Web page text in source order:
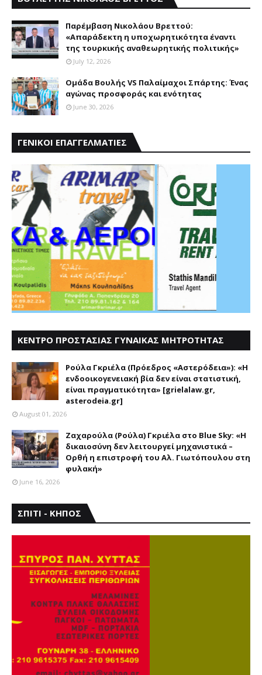
Παρέμβαση Nικολάου Bρεττού:
«Aπαράδεκτη η υποχωρητικότητα έναντι
της τουρκικής αναθεωρητικής πολιτικής»
July 12, 2026
Ομάδα Βουλής VS Παλαίμαχοι Σπάρτης: Ένας
αγώνας προσφοράς και ενότητας
June 30, 2026
ΓΕΝΙΚΟΙ ΕΠΑΓΓΕΛΜΑΤΙΕΣ
ΚΕΝΤΡΟ ΠΡΟΣΤΑΣΙΑΣ ΓΥΝΑΙΚΑΣ ΜΗΤΡΟΤΗΤΑΣ
Ρούλα Γκριέλα (Πρόεδρος «Αστερόδεια»): «Η
ενδοοικογενειακή βία δεν είναι στατιστική,
είναι πραγματικότητα» [grielalaw.gr,
asterodeia.gr]
August 01, 2026
Ζαχαρούλα (Ρούλα) Γκριέλα στο Blue Sky: «Η
δικαιοσύνη δεν λειτουργεί μηχανιστικά –
Ορθή η επιστροφή του Αλ. Γιωτόπουλου στη
φυλακή»
June 16, 2026
ΣΠΙΤΙ - ΚΗΠΟΣ